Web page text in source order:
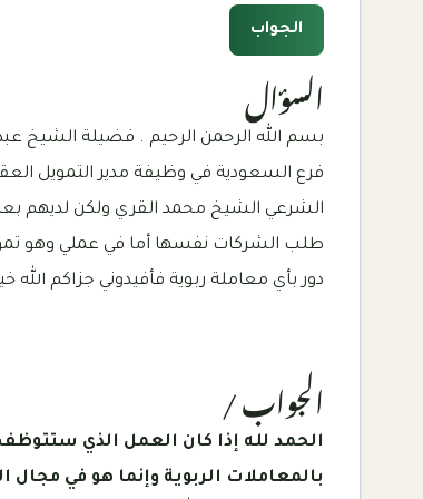
الجواب
السؤال
بسم الله الرحمن الرحيم . فضيلة الشيخ عبد
فرع السعودية في وظيفة مدير التمويل
الشرعي الشيخ محمد القري ولكن لديهم
طلب الشركات نفسها أما في عملي وهو
دور بأي معاملة ربوية فأفيدوني جزاكم الله
الجواب /
الحمد لله إذا كان العمل الذي
بالمعاملات الربوية وإنما هو في